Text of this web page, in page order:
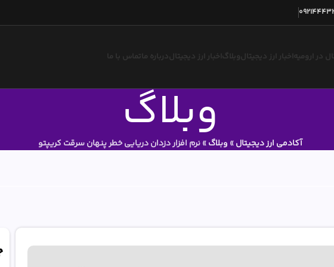
در ارومیه اخبار ارز دیجیتالوبلاگ اخبار ارز دیجیتالدرباره ماتماس با ما
وبلاگ آکادمی ارز دیجیتال» وبلاگ»نرم افزار دزدان دریایی خطر پنهان سرقت کریپتو